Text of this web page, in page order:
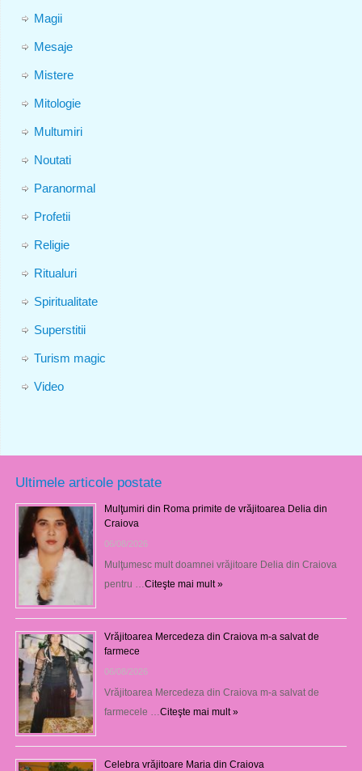
Magii
Mesaje
Mistere
Mitologie
Multumiri
Noutati
Paranormal
Profetii
Religie
Ritualuri
Spiritualitate
Superstitii
Turism magic
Video
Ultimele articole postate
Mulţumiri din Roma primite de vrăjitoarea Delia din
Craiova
06/08/2026
Mulţumesc mult doamnei vrăjitoare Delia din Craiova
pentru … Citeşte mai mult »
Vrăjitoarea Mercedeza din Craiova m-a salvat de
farmece
06/08/2026
Vrăjitoarea Mercedeza din Craiova m-a salvat de
farmecele … Citeşte mai mult »
Celebra vrăjitoare Maria din Craiova